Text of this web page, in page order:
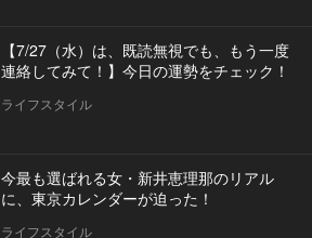
【7/27（水）は、既読無視でも、もう一度
連絡してみて！】今日の運勢をチェック！
ライフスタイル
今最も選ばれる女・新井恵理那のリアル
に、東京カレンダーが迫った！
ライフスタイル